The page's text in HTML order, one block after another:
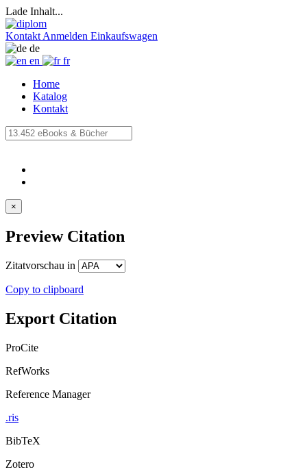
Lade Inhalt...
Kontakt Anmelden Einkaufswagen
de
en
fr
Home
Katalog
Kontakt
×
Preview Citation
Zitatvorschau in
Copy to clipboard
Export Citation
ProCite
RefWorks
Reference Manager
.ris
BibTeX